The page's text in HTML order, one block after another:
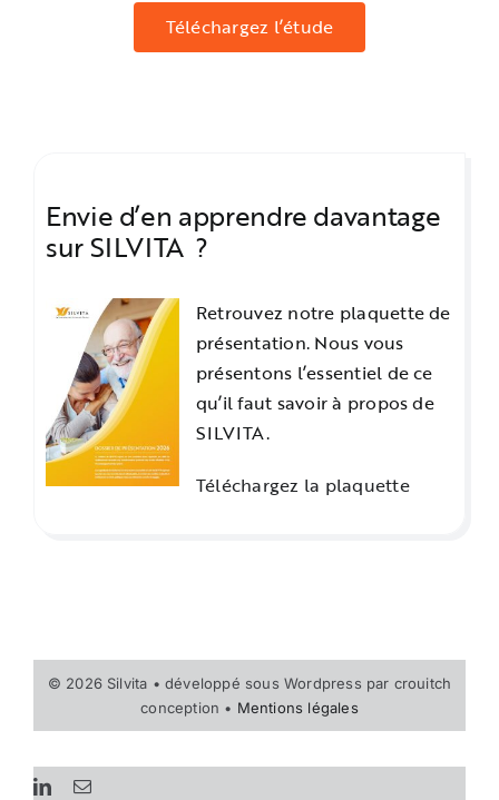
Téléchargez l’étude
Envie d’en apprendre davantage
sur SILVITA ?
Retrouvez notre plaquette de
présentation. Nous vous
présentons l’essentiel de ce
qu’il faut savoir à propos de
SILVITA.
Téléchargez la plaquette
© 2026 Silvita • développé sous Wordpress par crouitch
conception • Mentions légales